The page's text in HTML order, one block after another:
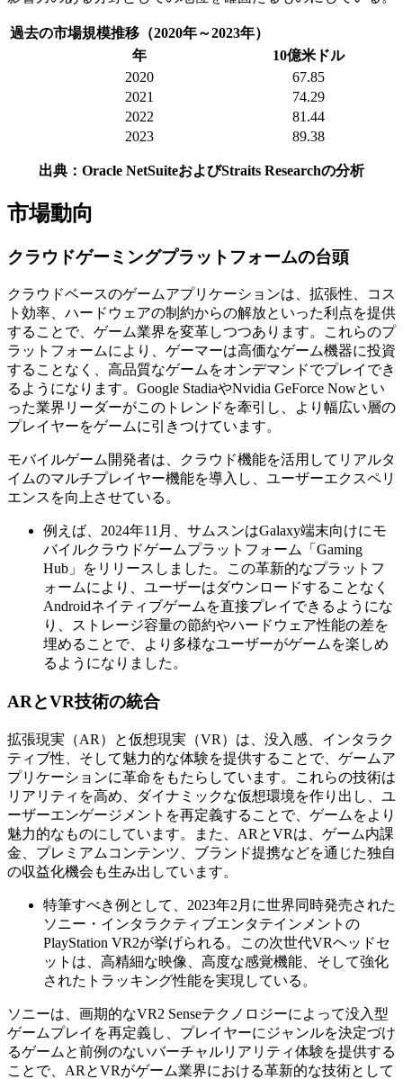
過去の市場規模推移（2020年～2023年）
年
10億米ドル
2020
67.85
2021
74.29
2022
81.44
2023
89.38
出典：Oracle NetSuiteおよびStraits Researchの分析
市場動向
クラウドゲーミングプラットフォームの台頭
クラウドベースのゲームアプリケーションは、拡張性、コス
ト効率、ハードウェアの制約からの解放といった利点を提供
することで、ゲーム業界を変革しつつあります。これらのプ
ラットフォームにより、ゲーマーは高価なゲーム機器に投資
することなく、高品質なゲームをオンデマンドでプレイでき
るようになります。Google StadiaやNvidia GeForce Nowとい
った業界リーダーがこのトレンドを牽引し、より幅広い層の
プレイヤーをゲームに引きつけています。
モバイルゲーム開発者は、クラウド機能を活用してリアルタ
イムのマルチプレイヤー機能を導入し、ユーザーエクスペリ
エンスを向上させている。
例えば、2024年11月、サムスンはGalaxy端末向けにモ
バイルクラウドゲームプラットフォーム「Gaming
Hub」をリリースしました。この革新的なプラットフ
ォームにより、ユーザーはダウンロードすることなく
Androidネイティブゲームを直接プレイできるようにな
り、ストレージ容量の節約やハードウェア性能の差を
埋めることで、より多様なユーザーがゲームを楽しめ
るようになりました。
ARとVR技術の統合
拡張現実（AR）と仮想現実（VR）は、没入感、インタラク
ティブ性、そして魅力的な体験を提供することで、ゲームア
プリケーションに革命をもたらしています。これらの技術は
リアリティを高め、ダイナミックな仮想環境を作り出し、ユ
ーザーエンゲージメントを再定義することで、ゲームをより
魅力的なものにしています。また、ARとVRは、ゲーム内課
金、プレミアムコンテンツ、ブランド提携などを通じた独自
の収益化機会も生み出しています。
特筆すべき例として、2023年2月に世界同時発売された
ソニー・インタラクティブエンタテインメントの
PlayStation VR2が挙げられる。この次世代VRヘッドセ
ットは、高精細な映像、高度な感覚機能、そして強化
されたトラッキング性能を実現している。
ソニーは、画期的なVR2 Senseテクノロジーによって没入型
ゲームプレイを再定義し、プレイヤーにジャンルを決定づけ
るゲームと前例のないバーチャルリアリティ体験を提供する
ことで、ARとVRがゲーム業界における革新的な技術として